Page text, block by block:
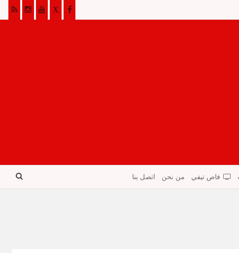
فاص تيفي من نحن اتصل بنا